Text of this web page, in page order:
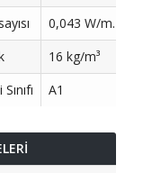
0,043 W/m.K
16 kg/m³
A1